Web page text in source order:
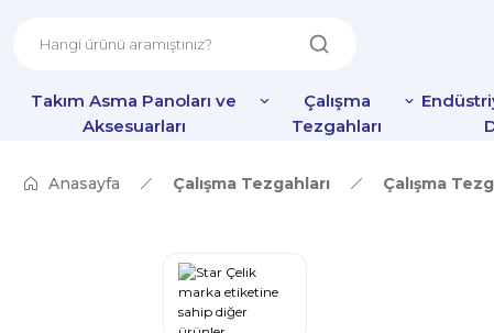
Takım Asma Panoları ve
Aksesuarları
Çalışma
Tezgahları
Anasayfa Çalışma Tezgahları Çalışma